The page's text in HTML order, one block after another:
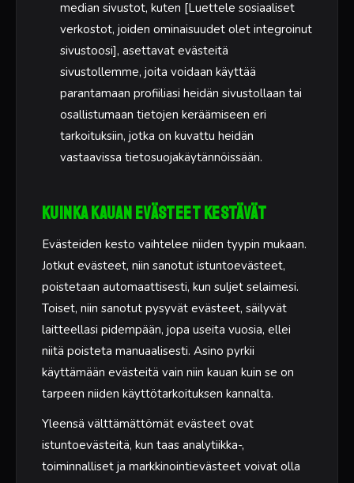
median sivustot, kuten [Luettele sosiaaliset
verkostot, joiden ominaisuudet olet integroinut
sivustoosi], asettavat evästeitä
sivustollemme, joita voidaan käyttää
parantamaan profiiliasi heidän sivustollaan tai
osallistumaan tietojen keräämiseen eri
tarkoituksiin, jotka on kuvattu heidän
vastaavissa tietosuojakäytännöissään.
Kuinka kauan evästeet kestävät
Evästeiden kesto vaihtelee niiden tyypin mukaan.
Jotkut evästeet, niin sanotut istuntoevästeet,
poistetaan automaattisesti, kun suljet selaimesi.
Toiset, niin sanotut pysyvät evästeet, säilyvät
laitteellasi pidempään, jopa useita vuosia, ellei
niitä poisteta manuaalisesti. Asino pyrkii
käyttämään evästeitä vain niin kauan kuin se on
tarpeen niiden käyttötarkoituksen kannalta.
Yleensä välttämättömät evästeet ovat
istuntoevästeitä, kun taas analytiikka-,
toiminnalliset ja markkinointievästeet voivat olla